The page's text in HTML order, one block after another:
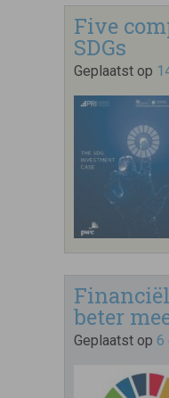
Five
SDGs
Geplaatst op
beter
Geplaatst op 6